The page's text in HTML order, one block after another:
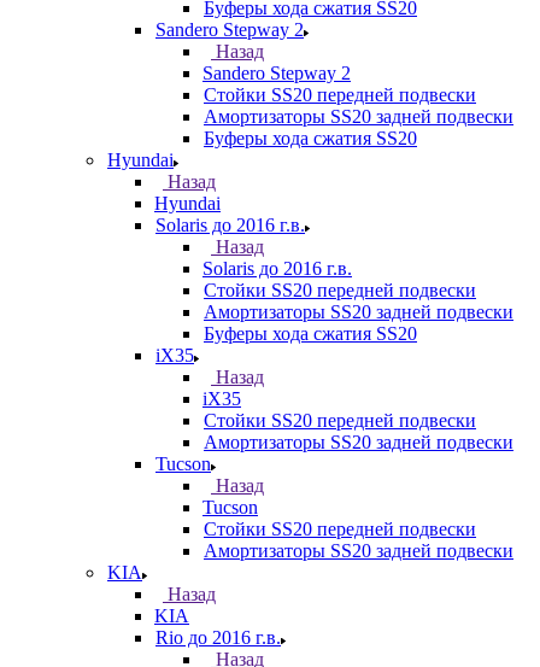
Буферы хода сжатия SS20
Sandero Stepway 2
Назад
Sandero Stepway 2
Стойки SS20 передней подвески
Амортизаторы SS20 задней подвески
Буферы хода сжатия SS20
Hyundai
Назад
Hyundai
Solaris до 2016 г.в.
Назад
Solaris до 2016 г.в.
Стойки SS20 передней подвески
Амортизаторы SS20 задней подвески
Буферы хода сжатия SS20
iX35
Назад
iX35
Стойки SS20 передней подвески
Амортизаторы SS20 задней подвески
Tucson
Назад
Tucson
Стойки SS20 передней подвески
Амортизаторы SS20 задней подвески
KIA
Назад
KIA
Rio до 2016 г.в.
Назад